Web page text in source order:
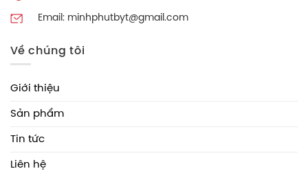
Email: minhphutbyt@gmail.com
Về chúng tôi
Giới thiệu
Sản phẩm
Tin tức
Liên hệ